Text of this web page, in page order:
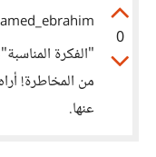
0
"الفكرة
من المخاطرة!
عنها.